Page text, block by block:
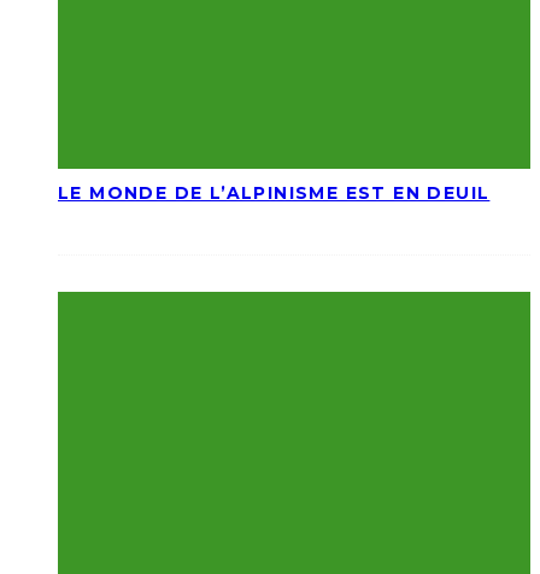
LE MONDE DE L’ALPINISME EST EN DEUIL